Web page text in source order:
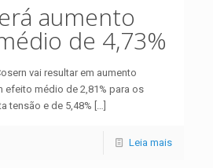
aumento
de 4,73%
vai resultar em aumento
efeito médio de 2,81% para os
tensão e de 5,48% […]
Leia mais